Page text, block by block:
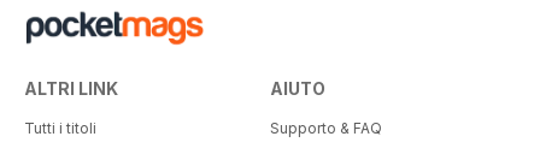
ALTRI LINK
Tutti i titoli
AIUTO
Supporto & FAQ